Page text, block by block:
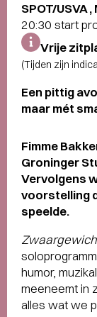
SPOT/USVA
20:30 start
Vrije
(Tijden zijn
Een pittig
maar mét
Fimme
Groninger
Vervolgens
voorstelling
speelde.
humor,
meeneemt in
alles wat we